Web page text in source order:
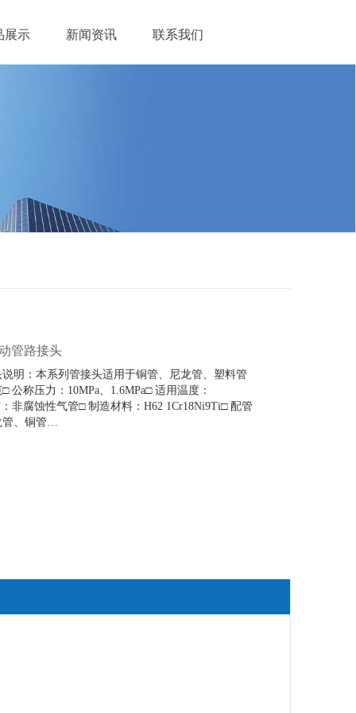
展示 新闻资讯 联系我们
管路接头
明：本系列管接头适用于铜管、尼龙管、塑料管
公称压力：10MPa、1.6MPa□ 适用温度：
非腐蚀性气管□ 制造材料：H62 1Cr18Ni9Ti□ 配管
、铜管…